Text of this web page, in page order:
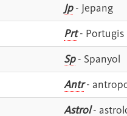
Jp- Jepang
Prt- Portugis
Sp- Spanyol
Antr-
Astrol-